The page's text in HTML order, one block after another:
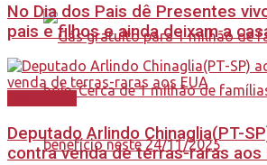
No Dia dos Pais dê Presentes
pais e filhos e ainda deixam a
Deputado Arlindo Chinaglia(PT-
contra venda de terras-raras aos